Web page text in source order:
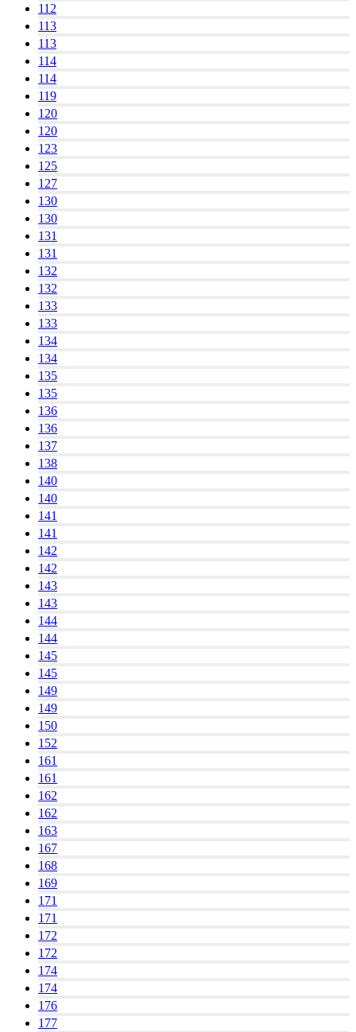
112
113
113
114
114
119
120
120
123
125
127
130
130
131
131
132
132
133
133
134
134
135
135
136
136
137
138
140
140
141
141
142
142
143
143
144
144
145
145
149
149
150
152
161
161
162
162
163
167
168
169
171
171
172
172
174
174
176
177